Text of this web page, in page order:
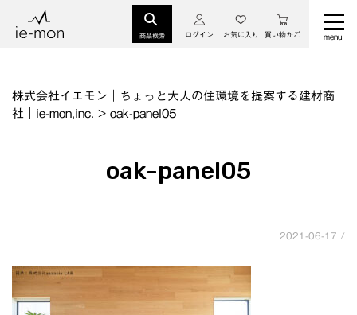
商品検索 ログイン お気に入り 買い物かご
株式会社イエモン｜ちょっと大人の住環境を提案する建材商
社｜ie-mon,inc. > oak-panel05
oak-panel05
2021-06-17 /